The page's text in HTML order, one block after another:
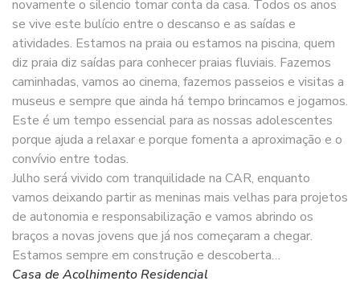
novamente o silencio tomar conta da casa. Todos os anos
se vive este bulício entre o descanso e as saídas e
atividades. Estamos na praia ou estamos na piscina, quem
diz praia diz saídas para conhecer praias fluviais. Fazemos
caminhadas, vamos ao cinema, fazemos passeios e visitas a
museus e sempre que ainda há tempo brincamos e jogamos.
Este é um tempo essencial para as nossas adolescentes
porque ajuda a relaxar e porque fomenta a aproximação e o
convívio entre todas.
Julho será vivido com tranquilidade na CAR, enquanto
vamos deixando partir as meninas mais velhas para projetos
de autonomia e responsabilização e vamos abrindo os
braços a novas jovens que já nos começaram a chegar.
Estamos sempre em construção e descoberta…
Casa de Acolhimento Residencial